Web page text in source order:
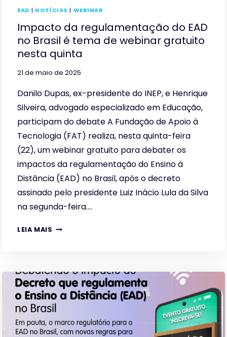
EAD | NOTÍCIAS | WEBINAR
Impacto da regulamentação do EAD
no Brasil é tema de webinar gratuito
nesta quinta
21 de maio de 2025
Danilo Dupas, ex-presidente do INEP, e Henrique
Silveira, advogado especializado em Educação,
participam do debate A Fundação de Apoio à
Tecnologia (FAT) realiza, nesta quinta-feira
(22), um webinar gratuito para debater os
impactos da regulamentação do Ensino à
Distância (EAD) no Brasil, após o decreto
assinado pelo presidente Luiz Inácio Lula da Silva
na segunda-feira….
LEIA MAIS IMPACTO
EAD
NO
BRASIL
É
TEMA
DE